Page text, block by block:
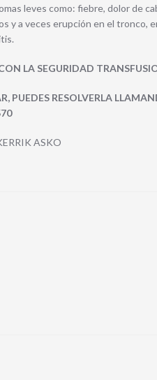
leves como: fiebre, dolor de
y a veces erupción en el tronco,
LA SEGURIDAD
PUEDES RESOLVERLA
ASKO